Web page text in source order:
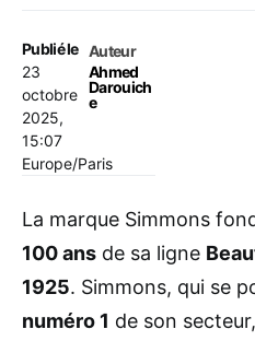
Publié le
23
octobre
2025,
15:07
Europe/Paris
Auteur
Ahmed
Darouich
e
La marque Simmons
100 ans de sa ligne
1925. Simmons, qui se
numéro 1 de son